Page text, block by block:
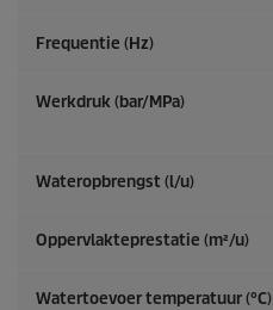
Frequentie (Hz)
Werkdruk (bar/MPa)
Wateropbrengst (l/u)
Oppervlakteprestatie (m²/u)
Watertoevoer temperatuur (°C)